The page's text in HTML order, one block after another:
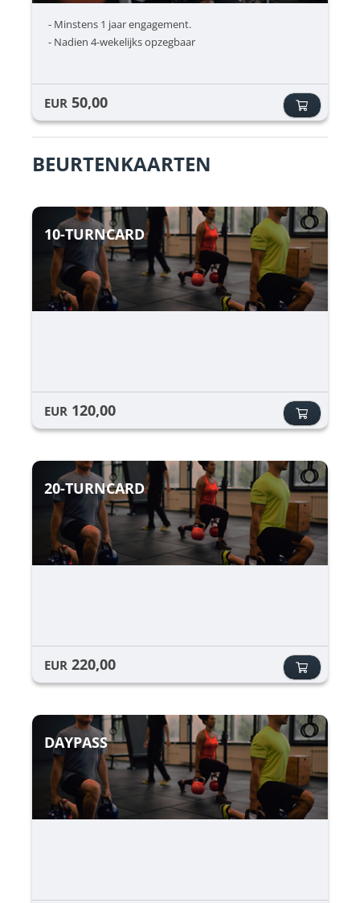
- Minstens 1 jaar engagement.
- Nadien 4-wekelijks opzegbaar
EUR 50,00
BEURTENKAARTEN
10-TURNCARD
EUR 120,00
20-TURNCARD
EUR 220,00
DAYPASS